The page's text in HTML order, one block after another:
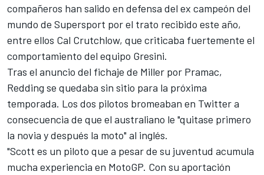
compañeros han salido en defensa del ex campeón del
mundo de Supersport por el trato recibido este año,
entre ellos Cal Crutchlow, que criticaba fuertemente el
comportamiento del equipo Gresini.
Tras el anuncio del fichaje de Miller por Pramac,
Redding se quedaba sin sitio para la próxima
temporada. Los dos pilotos bromeaban en Twitter a
consecuencia de que el australiano le "quitase primero
la novia y después la moto" al inglés.
"Scott es un piloto que a pesar de su juventud acumula
mucha experiencia en MotoGP. Con su aportación